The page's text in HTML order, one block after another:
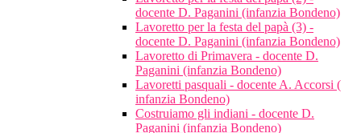
docente D. Paganini (infanzia Bondeno)
Lavoretto per la festa del papà (3) -
docente D. Paganini (infanzia Bondeno)
Lavoretto di Primavera - docente D.
Paganini (infanzia Bondeno)
Lavoretti pasquali - docente A. Accorsi (
infanzia Bondeno)
Costruiamo gli indiani - docente D.
Paganini (infanzia Bondeno)